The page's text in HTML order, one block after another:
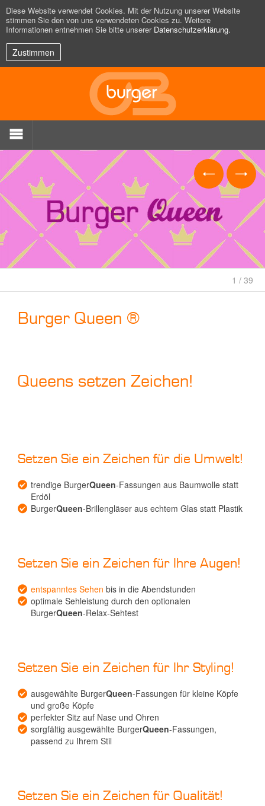
Diese Website verwendet Cookies. Mit der Nutzung unserer Website
stimmen Sie den von uns verwendeten Cookies zu. Weitere
Informationen entnehmen Sie bitte unserer Datenschutzerklärung.
Zustimmen
1 / 39
Burger Queen ®
Queens setzen Zeichen!
Setzen Sie ein Zeichen für die Umwelt!
trendige BurgerQueen-Fassungen aus Baumwolle statt
Erdöl
BurgerQueen-Brillengläser aus echtem Glas statt Plastik
Setzen Sie ein Zeichen für Ihre Augen!
entspanntes Sehen bis in die Abendstunden
optimale Sehleistung durch den optionalen
BurgerQueen-Relax-Sehtest
Setzen Sie ein Zeichen für Ihr Styling!
ausgewählte BurgerQueen-Fassungen für kleine Köpfe
und große Köpfe
perfekter Sitz auf Nase und Ohren
sorgfältig ausgewählte BurgerQueen-Fassungen,
passend zu Ihrem Stil
Setzen Sie ein Zeichen für Qualität!